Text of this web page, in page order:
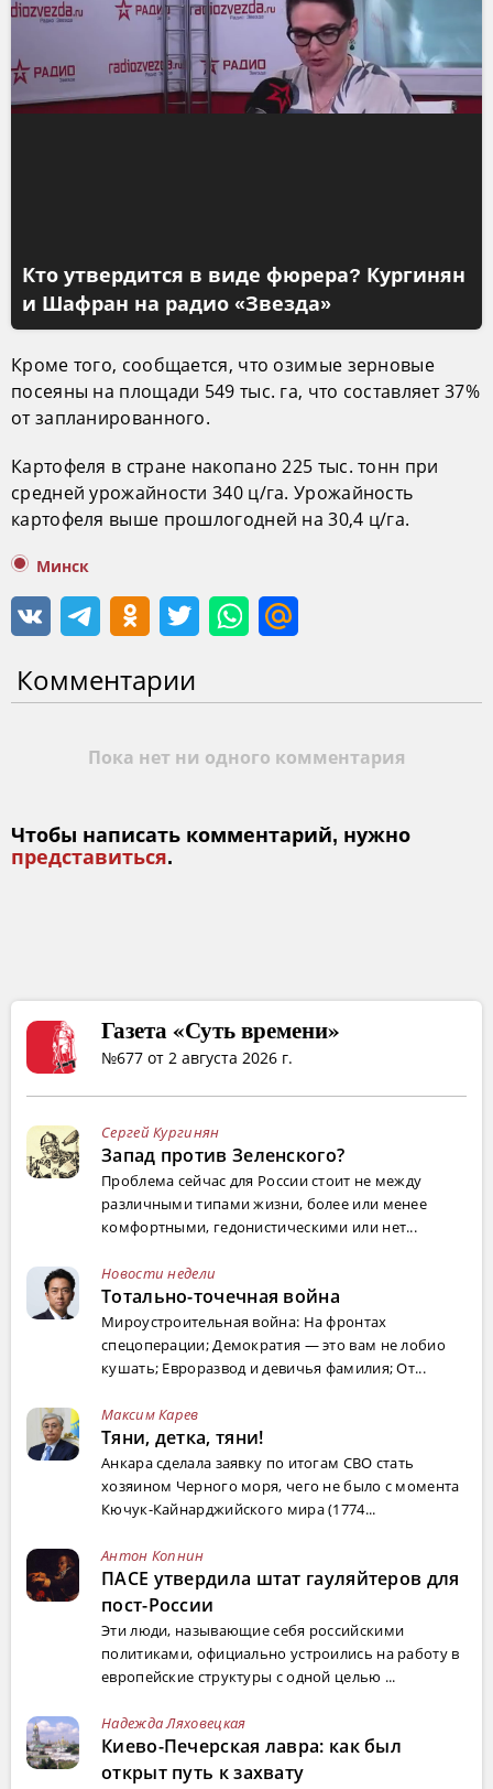
Кто утвердится в виде фюрера? Кургинян
и Шафран на радио «Звезда»
Кроме того, сообщается, что озимые зерновые
посеяны на площади 549 тыс. га, что составляет 37%
от запланированного.
Картофеля в стране накопано 225 тыс. тонн при
средней урожайности 340 ц/га. Урожайность
картофеля выше прошлогодней на 30,4 ц/га.
Минск
Комментарии
Пока нет ни одного комментария
Чтобы написать комментарий, нужно
представиться.
Газета «Суть времени»
№677 от 2 августа 2026 г.
Сергей Кургинян
Запад против Зеленского?
Проблема сейчас для России стоит не между
различными типами жизни, более или менее
комфортными, гедонистическими или нет...
Новости недели
Тотально-точечная война
Мироустроительная война: На фронтах
спецоперации; Демократия — это вам не лобио
кушать; Евроразвод и девичья фамилия; От...
Максим Карев
Тяни, детка, тяни!
Анкара сделала заявку по итогам СВО стать
хозяином Черного моря, чего не было с момента
Кючук-Кайнарджийского мира (1774...
Антон Копнин
ПАСЕ утвердила штат гауляйтеров для
пост-России
Эти люди, называющие себя российскими
политиками, официально устроились на работу в
европейские структуры с одной целью ...
Надежда Ляховецкая
Киево-Печерская лавра: как был
открыт путь к захвату